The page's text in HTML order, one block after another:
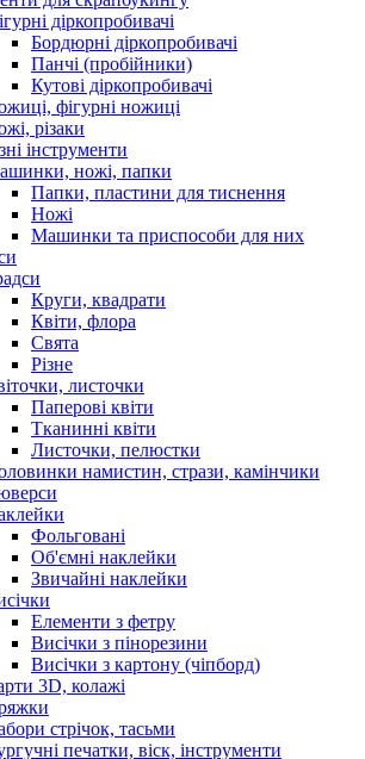
діркопробивачі
Бордюрні діркопробивачі
Панчі (пробійники)
Кутові діркопробивачі
фігурні ножиці
різаки
інструменти
ножі, папки
Папки, пластини для тиснення
Ножі
Машинки та приспособи для них
Круги, квадрати
Квіти, флора
Свята
Різне
листочки
Паперові квіти
Тканинні квіти
Листочки, пелюстки
намистин, стрази, камінчики
Фольговані
Об'ємні наклейки
Звичайні наклейки
Елементи з фетру
Висічки з пінорезини
Висічки з картону (чіпборд)
3D, колажі
стрічок, тасьми
печатки, віск, інструменти